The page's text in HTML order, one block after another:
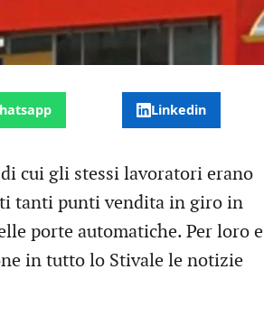
Linkedin
cui gli stessi lavoratori erano
tanti punti vendita in giro in
porte automatiche. Per loro e
in tutto lo Stivale le notizie